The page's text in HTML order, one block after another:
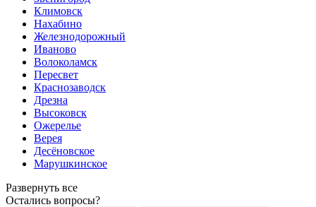
Климовск
Нахабино
Железнодорожный
Иваново
Волоколамск
Пересвет
Краснозаводск
Дрезна
Высоковск
Ожерелье
Верея
Десёновское
Марушкинское
Развернуть все
Остались вопросы?